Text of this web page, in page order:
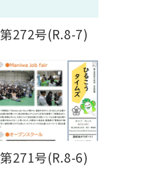
第272号(R.8-7)
第271号(R.8-6)